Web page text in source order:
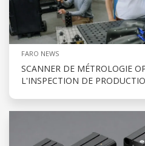
FARO NEWS
SCANNER DE MÉTROLOGIE
L'INSPECTION DE